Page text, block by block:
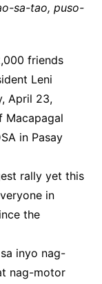
sa-tao, puso-
friends
Leni
April 23,
Macapagal
in Pasay
rally yet this
in
the
inyo nag-
nag-motor